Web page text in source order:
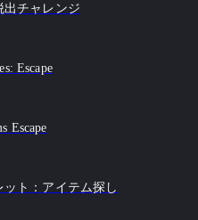
出チャレンジ
Escape
Escape
ト：アイテム探し